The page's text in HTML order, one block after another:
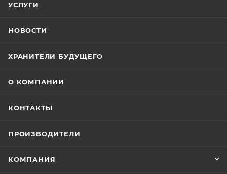
УСЛУГИ
НОВОСТИ
ХРАНИТЕЛИ БУДУЩЕГО
О КОМПАНИИ
КОНТАКТЫ
ПРОИЗВОДИТЕЛИ
КОМПАНИЯ